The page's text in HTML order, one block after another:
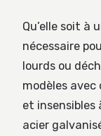
Qu’elle soit à
nécessaire
lourds ou
modèles avec
et insensibles
acier